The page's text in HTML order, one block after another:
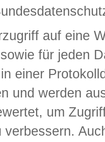
auf eine
für jeden
einer
und werden
um
verbessern.